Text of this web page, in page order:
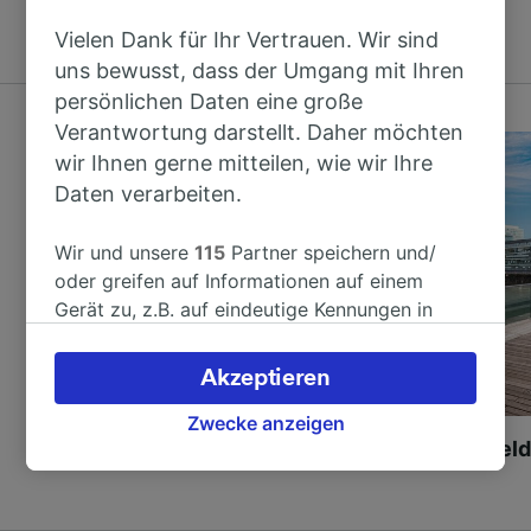
Köln nach
Vielen Dank für Ihr Vertrauen. Wir sind
uns bewusst, dass der Umgang mit Ihren
persönlichen Daten eine große
Verantwortung darstellt. Daher möchten
wir Ihnen gerne mitteilen, wie wir Ihre
Daten verarbeiten.
Wir und unsere115 Partner speichern und/
oder greifen auf Informationen auf einem
Gerät zu, z.B. auf eindeutige Kennungen in
verarbeiten. Sie können Ihre Präferenzen
akzeptieren oder verwalten, einschließlich
Ihres Widerspruchsrechts bei berechtigtem
Zwecke anzeigen
Akzeptieren